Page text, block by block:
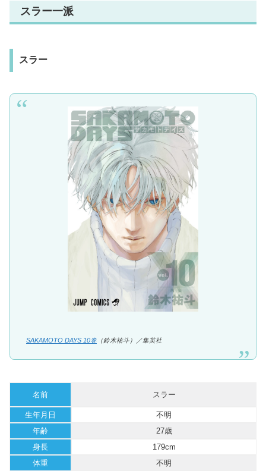
スラー一派
スラー
SAKAMOTO DAYS 10巻 （鈴木祐斗）／集英社
名前 スラー
生年月日
不明
年齢
27歳
身長
179cm
体重
不明